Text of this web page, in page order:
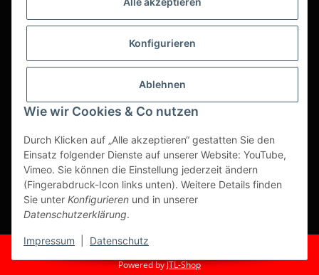
Konfigurieren
Ablehnen
Wie wir Cookies & Co nutzen
Durch Klicken auf „Alle akzeptieren“ gestatten Sie den
Einsatz folgender Dienste auf unserer Website: YouTube,
Vimeo. Sie können die Einstellung jederzeit ändern
(Fingerabdruck-Icon links unten). Weitere Details finden
Sie unter Konfigurieren und in unserer
Datenschutzerklärung.
Impressum Datenschutz
weltweit um Ihnen das perfekte Produkt zum optimalen Preis
Seit über 20 Jahren sind wir für Sie im Einsatz!
geltender gesetzl. USt.
Dies ist ein reiner B2B Shop für Gewerbetreibende -
Bestellungen von Privatkunden werden nicht bearbeitet!
Partner-Seite
https://ruuga.de
* Alle Preise zzgl. gesetzlicher USt., zzgl.
Powered byJTL-Shop